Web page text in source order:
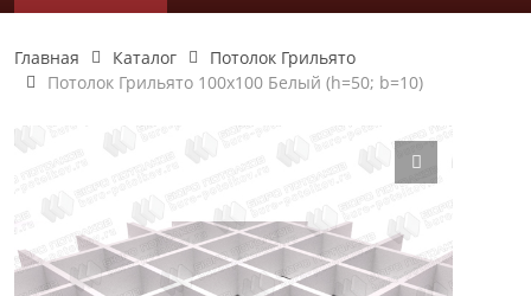
Главная Каталог
Потолок Грильято
Потолок Грильято 100х100 Белый (h=50; b=10)